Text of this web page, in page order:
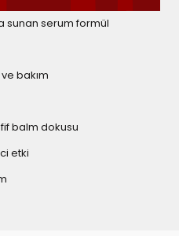
sunan serum formül
bakım
balm dokusu
etki